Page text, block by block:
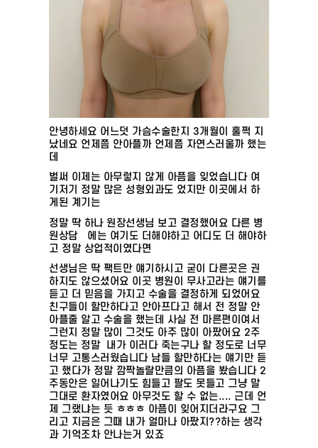
안녕하세요 어느덧 가슴수술한지 3개월이 훌쩍 지
났네요 언제쯤 안아플까 언제쯤 자연스러울까 했는
데
벌써 이제는 아무렇지 않게 아픔을 잊었습니다 여
기저기 정말 많은 성형외과도 었지만 이곳에서 하
게된 계기는
정말 딱 하나 원장선생님 보고 결정했어요 다른 병
원상담떄에는 여기도 더해야하고 어디도 더 해야하
고 정말 상업적이였다면
선생님은 딱 팩트만 얘기하시고 굳이 다른곳은 권
하지도 않으셨어요 이곳 병원이 무사고라는 얘기를
듣고 더 믿음을 가지고 수술을 결정하게 되었어요
친구들이 할만하다고 안아프다고 해서 전 정말 안
아플줄 알고 수술을 했는데 사실 전 마른편이여서
그런지 정말 많이 그것도 아주 많이 아팠어요 2주
정도는 정말 내가 이러다 죽는구나 할 정도로 너무
너무 고통스러웠습니다 남들 할만하다는 얘기만 듣
고 했다가 정말 깜짝놀랄만큼의 아픔을 봤습니다 2
주동안은 일어나기도 힘들고 팔도 못들고 그냥 말
그대로 환자였어요 아무것도 할 수 없는.... 근데 언
제 그랬냐는 듯 ㅎㅎㅎ 아픔이 잊어지더라구요 그
리고 지금은 그때 내가 얼마나 아팠지??하는 생각
과 기억조차 안나는거 있죠